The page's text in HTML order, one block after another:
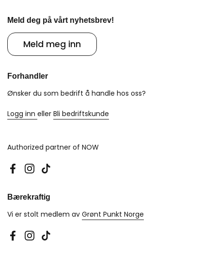
Meld deg på vårt nyhetsbrev!
Meld meg inn
Forhandler
Ønsker du som bedrift å handle hos oss?
Logg inn eller Bli bedriftskunde
Authorized partner of NOW
Facebook
Instagram
TikTok
Bærekraftig
Vi er stolt medlem av Grønt Punkt Norge
Facebook
Instagram
TikTok